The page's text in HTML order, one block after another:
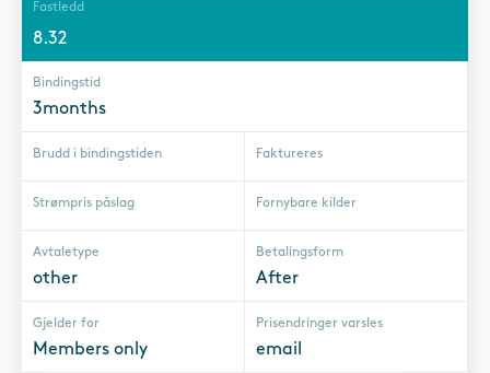
Fastledd
8.32
Bindingstid
3months
Brudd i bindingstiden Faktureres
Strømpris påslag Fornybare kilder
Avtaletype
other
Betalingsform
After
Gjelder for
Members only
Prisendringer varsles
email